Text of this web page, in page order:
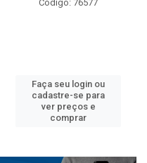
Código: 76577
Faça seu login ou
cadastre-se para
ver preços e
comprar